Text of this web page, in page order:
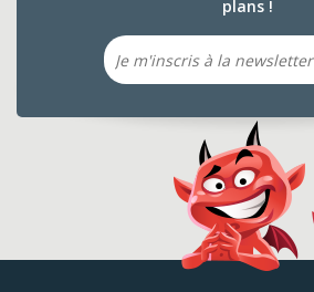
plans !
Email